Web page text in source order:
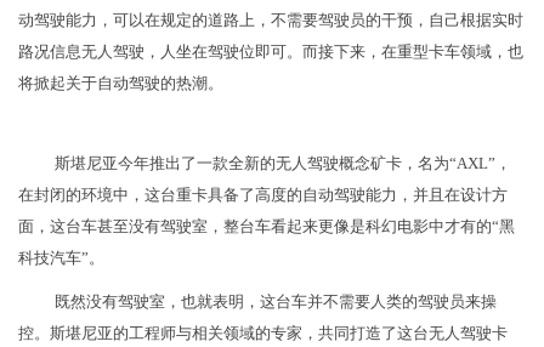
动驾驶能力，可以在规定的道路上，不需要驾驶员的干预，自己根据实时
路况信息无人驾驶，人坐在驾驶位即可。而接下来，在重型卡车领域，也
将掀起关于自动驾驶的热潮。
​斯堪尼亚今年推出了一款全新的无人驾驶概念矿卡，名为“AXL”，
在封闭的环境中，这台重卡具备了高度的自动驾驶能力，并且在设计方
面，这台车甚至没有驾驶室，整台车看起来更像是科幻电影中才有的“黑
科技汽车”。
既然没有驾驶室，也就表明，这台车并不需要人类的驾驶员来操
控。斯堪尼亚的工程师与相关领域的专家，共同打造了这台无人驾驶卡